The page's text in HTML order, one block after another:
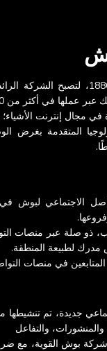
تأسست بوش في عام 1886، لتصبح
مجال إنترنت
المتقدمة بغرض
الاجتماعي لبوش
ذو صلة عبر منصات
لطبيعة المنطقة.
المتابعين في منصات
جديدة، تم تنشيطها
والتفاعل
بوش القوية، مع